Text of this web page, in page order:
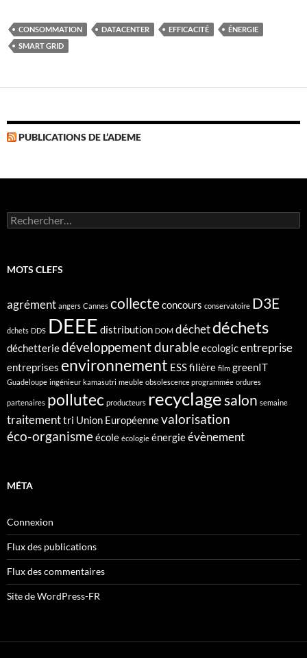
CONSOMMATION DATACENTER EFFICACITÉ
ÉNERGIE
SMART GRID
PUBLICATIONS DE L’ADEME
Rechercher :
MOTS CLEFS
agrément angers Cannes collecteconcours conservatoire D3E
dchets DDS DEEE distribution DOM déchetdéchets
déchetteriedéveloppement durableecologicentreprise
entreprises environnement ESSfilière film greenIT
Guadeloupe ingénieur kamasutri meuble obsolescence programmée ordures
partenaires pollutec producteurs recyclagesalon semaine
traitementtri Union Européennevalorisation
éco-organismeécole écologie énergieévènement
MÉTA
Connexion
Flux des publications
Flux des commentaires
Site de WordPress-FR